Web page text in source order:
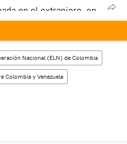
en el extranjero, en
en tu dispositivo
rusa VK .
Nacional (ELN) de Colombia
Colombia y Venezuela